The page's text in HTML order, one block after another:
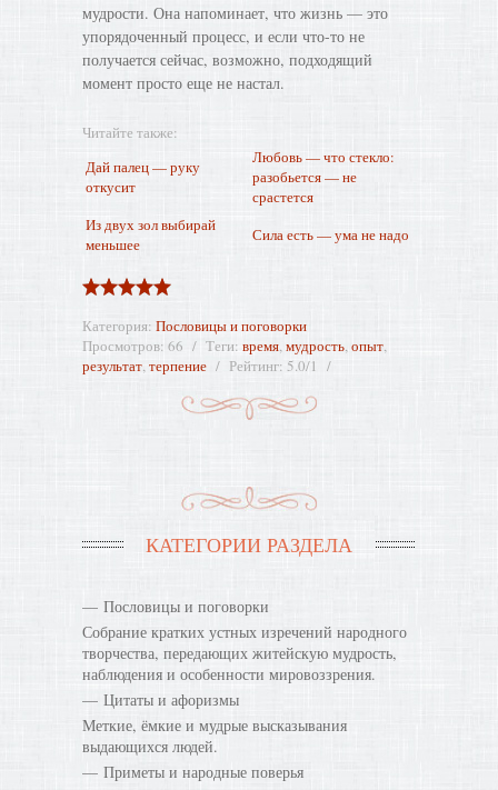
мудрости. Она напоминает, что жизнь — это
упорядоченный процесс, и если что-то не
получается сейчас, возможно, подходящий
момент просто еще не настал.
Читайте также:
Дай палец — руку
откусит
Любовь — что стекло:
разобьется — не
срастется
Из двух зол выбирай
меньшее
Сила есть — ума не надо
Категория: Пословицы и поговорки
Просмотров: 66 Теги: время,мудрость,опыт,
результат,терпение Рейтинг: 5.0/1
КАТЕГОРИИ РАЗДЕЛА
Пословицы и поговорки
Собрание кратких устных изречений народного
творчества, передающих житейскую мудрость,
наблюдения и особенности мировоззрения.
Цитаты и афоризмы
Меткие, ёмкие и мудрые высказывания
выдающихся людей.
Приметы и народные поверья